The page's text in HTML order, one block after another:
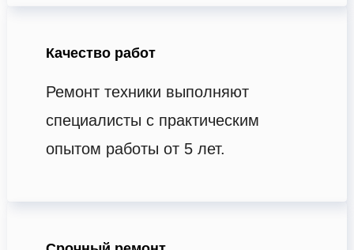
Качество работ
Ремонт техники выполняют
специалисты с практическим
опытом работы от 5 лет.